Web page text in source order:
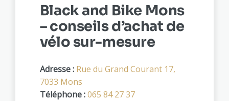
Black and Bike Mons
– conseils d’achat de
vélo sur-mesure
Adresse : Rue du Grand Courant 17,
7033 Mons
Téléphone :065 84 27 37